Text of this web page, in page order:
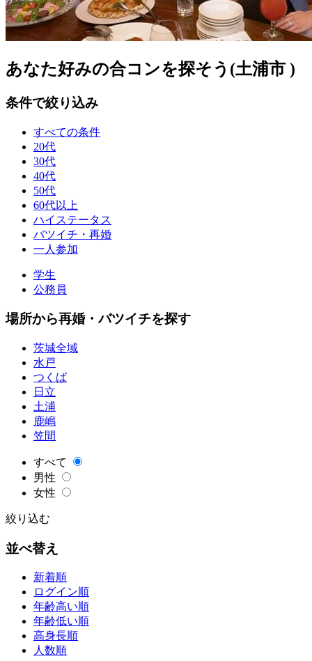
あなた好みの合コンを探そう(土浦市 )
条件で絞り込み
すべての条件
20代
30代
40代
50代
60代以上
ハイステータス
バツイチ・再婚
一人参加
学生
公務員
場所から再婚・バツイチを探す
茨城全域
水戸
つくば
日立
土浦
鹿嶋
笠間
すべて
男性
女性
絞り込む
並べ替え
新着順
ログイン順
年齢高い順
年齢低い順
高身長順
人数順